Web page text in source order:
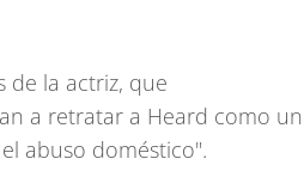
de la actriz, que
a retratar a Heard como un
abuso doméstico".